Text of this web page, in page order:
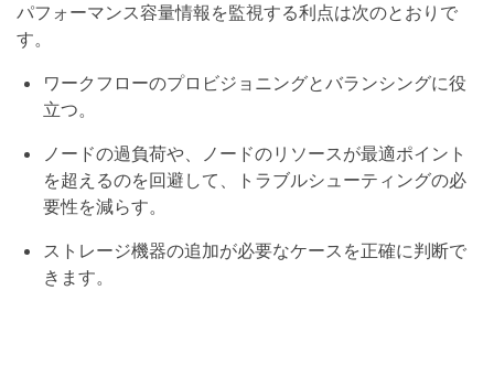
パフォーマンス容量情報を監視する利点は次のとおりで
す。
ワークフローのプロビジョニングとバランシングに役
立つ。
ノードの過負荷や、ノードのリソースが最適ポイント
を超えるのを回避して、トラブルシューティングの必
要性を減らす。
ストレージ機器の追加が必要なケースを正確に判断で
きます。